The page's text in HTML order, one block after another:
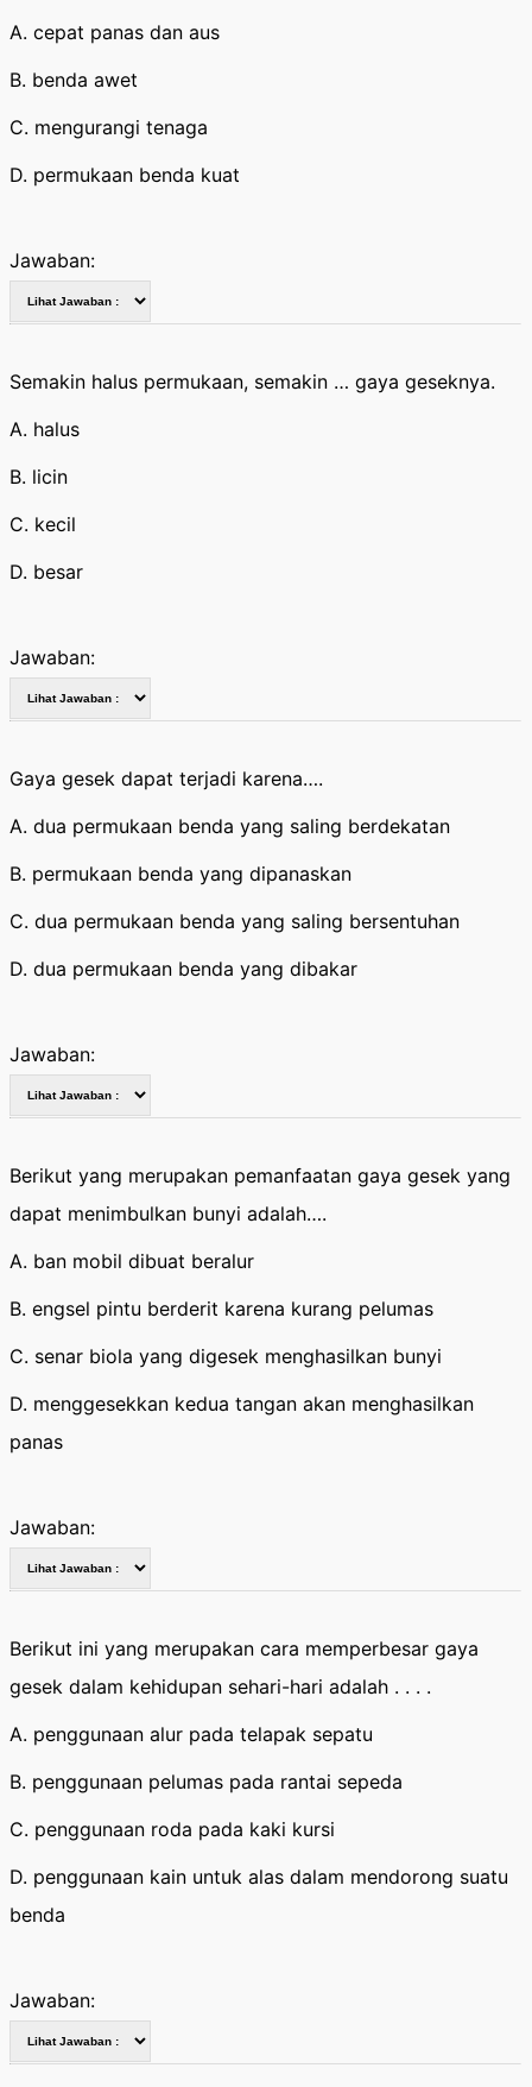
A. cepat panas dan aus
B. benda awet
C. mengurangi tenaga
D. permukaan benda kuat
Jawaban:
Semakin halus permukaan, semakin … gaya geseknya.
A. halus
B. licin
C. kecil
D. besar
Jawaban:
Gaya gesek dapat terjadi karena….
A. dua permukaan benda yang saling berdekatan
B. permukaan benda yang dipanaskan
C. dua permukaan benda yang saling bersentuhan
D. dua permukaan benda yang dibakar
Jawaban:
Berikut yang merupakan pemanfaatan gaya gesek yang
dapat menimbulkan bunyi adalah….
A. ban mobil dibuat beralur
B. engsel pintu berderit karena kurang pelumas
C. senar biola yang digesek menghasilkan bunyi
D. menggesekkan kedua tangan akan menghasilkan
panas
Jawaban:
Berikut ini yang merupakan cara memperbesar gaya
gesek dalam kehidupan sehari-hari adalah . . . .
A. penggunaan alur pada telapak sepatu
B. penggunaan pelumas pada rantai sepeda
C. penggunaan roda pada kaki kursi
D. penggunaan kain untuk alas dalam mendorong suatu
benda
Jawaban: